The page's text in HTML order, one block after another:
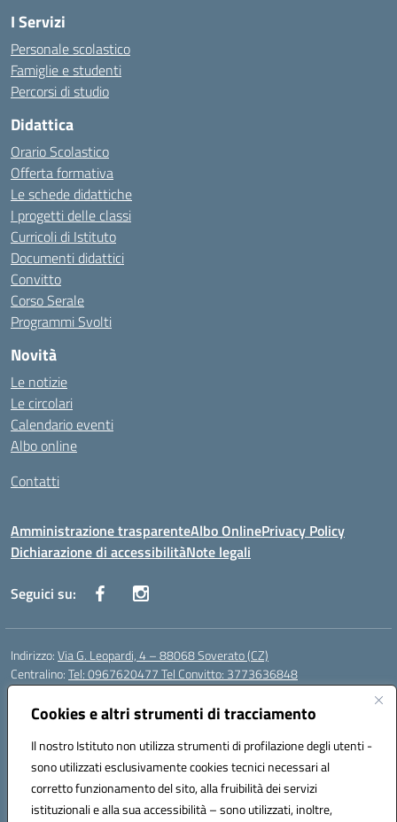
Cookies e altri strumenti di tracciamento
Il nostro Istituto non utilizza strumenti di profilazione degli utenti -
sono utilizzati esclusivamente cookies tecnici necessari al
corretto funzionamento del sito, alla fruibilità dei servizi
istituzionali e alla sua accessibilità – sono utilizzati, inoltre,
I Servizi
Personale scolastico
Famiglie e studenti
Percorsi di studio
Didattica
Orario Scolastico
Offerta formativa
Le schede didattiche
I progetti delle classi
Curricoli di Istituto
Documenti didattici
Convitto
Corso Serale
Programmi Svolti
Novità
Le notizie
Le circolari
Calendario eventi
Albo online
Contatti
Amministrazione trasparenteAlbo OnlinePrivacy Policy
Dichiarazione di accessibilitàNote legali
Seguici su:
Indirizzo:Via G. Leopardi, 4 – 88068 Soverato (CZ)
Centralino:Tel: 0967620477 Tel Convitto: 3773636848
Email:
Posta elettronica certificata (PEC):czrh04000q@pec.istruzione.it
Codice fiscale: 84000690796
Codice meccanografico:CZRH04000Q
Codice Indice delle Pubbliche Amministrazioni (IPA): istsc_czrh04000q
Codice unico di fatturazione (CUF): UF9M13